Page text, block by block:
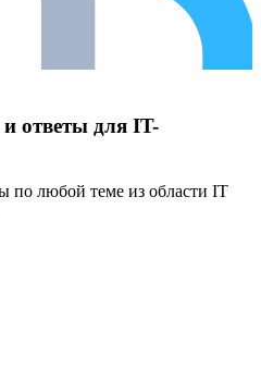
ответы для IT-
по любой теме из области IT